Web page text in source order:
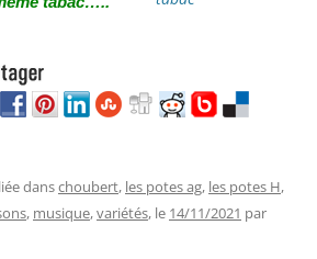
danschoubert, les potes ag, les potes H,
, musique,variétés, le 14/11/2021 par